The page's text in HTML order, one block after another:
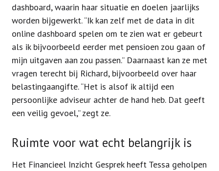
dashboard, waarin haar situatie en doelen jaarlijks
worden bijgewerkt. “Ik kan zelf met de data in dit
online dashboard spelen om te zien wat er gebeurt
als ik bijvoorbeeld eerder met pensioen zou gaan of
mijn uitgaven aan zou passen.” Daarnaast kan ze met
vragen terecht bij Richard, bijvoorbeeld over haar
belastingaangifte. “Het is alsof ik altijd een
persoonlijke adviseur achter de hand heb. Dat geeft
een veilig gevoel,” zegt ze.
Ruimte voor wat echt belangrijk is
Het Financieel Inzicht Gesprek heeft Tessa geholpen